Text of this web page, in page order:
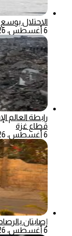
الاحتلال
6 أغسطس، 2026
رابطة العالم
قطاع غزة
6 أغسطس، 2026
إصابتان
6 أغسطس، 2026